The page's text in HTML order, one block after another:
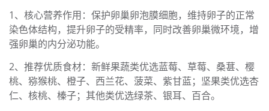
1、核心营养作用：保护卵巢卵泡膜细胞，维持卵子的正常
染色体结构，提升卵子的受精率，同时改善卵巢微环境，增
强卵巢的内分泌功能。
2、推荐优质食材：新鲜果蔬类优选蓝莓、草莓、桑葚、樱
桃、猕猴桃、橙子、西兰花、菠菜、紫甘蓝；坚果类优选杏
仁、核桃、榛子；其他类优选绿茶、银耳、百合。